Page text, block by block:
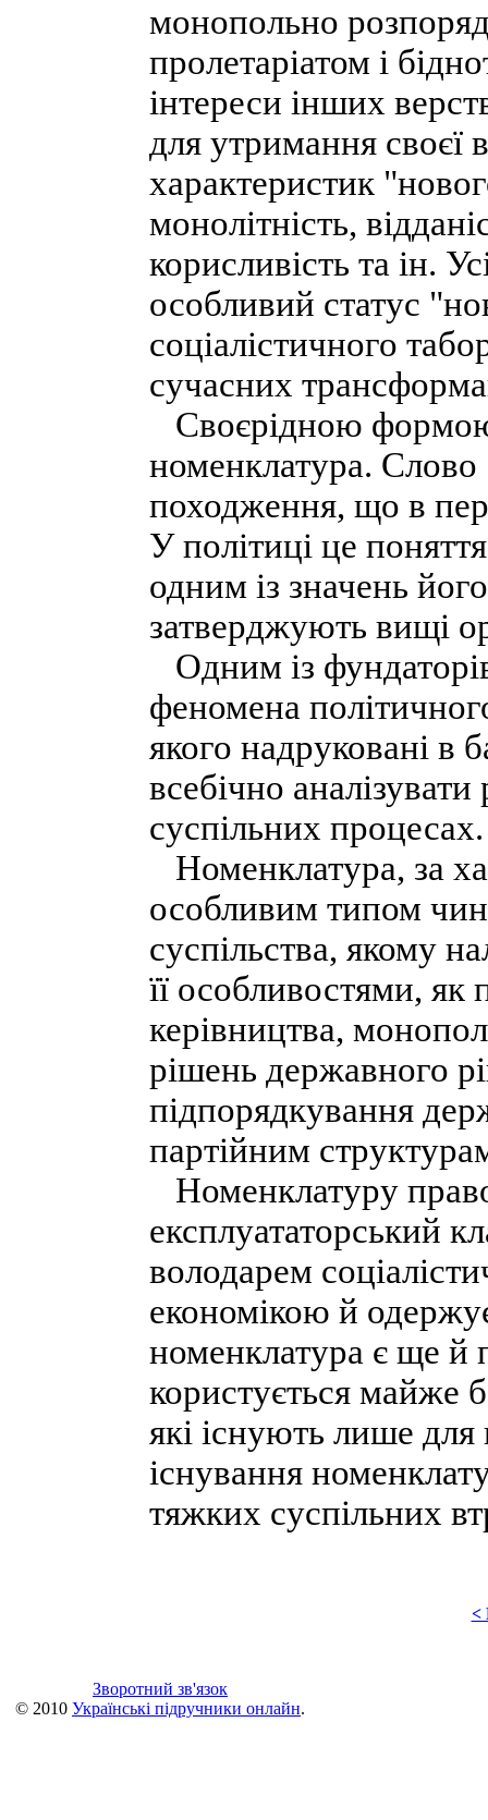
монопольно
пролетаріатом і
інтереси інших
для утримання своєї
характеристик
монолітність,
корисливість та ін.
особливий статус
соціалістичного
сучасних
Своєрідною формою
номенклатура. Слово
походження, що в
У політиці це
одним із значень
затверджують вищі
Одним із
феномена
якого надруковані в
всебічно
суспільних процесах.
Номенклатура, за
особливим типом
суспільства, якому
її особливостями, як
керівництва,
рішень державного
підпорядкування
партійним
Номенклатуру
експлуататорський
володарем
економікою й
номенклатура є ще й
користується майже
які існують лише для
існування
тяжких суспільних
<
Зворотний зв'язок
© 2010 Українські підручники онлайн.